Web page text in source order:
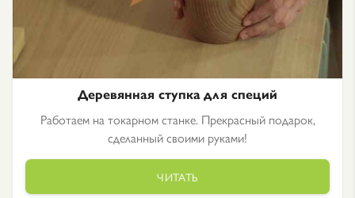
Деревянная ступка для специй
Работаем на токарном станке. Прекрасный подарок,
сделанный своими руками!
ЧИТАТЬ